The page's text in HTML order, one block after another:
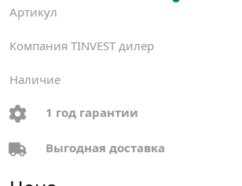
Артикул
Компания TINVEST дилер
Наличие
1 год гарантии
Выгодная доставка